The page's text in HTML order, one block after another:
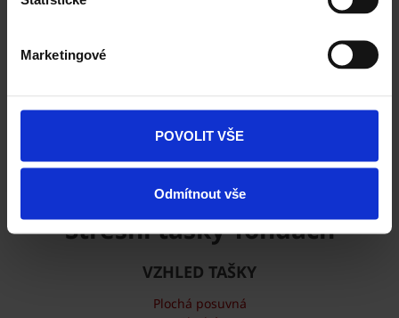
Marketingové
POVOLIT VŠE
Odmítnout vše
Střešní tašky Tondach
VZHLED TAŠKY
Plochá posuvná